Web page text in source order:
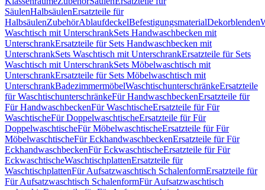
SäulenHalbsäulenErsatzteile für
HalbsäulenZubehörAblaufdeckelBefestigungsmaterialDekorblenden
Waschtisch mit UnterschrankSets Handwaschbecken mit
UnterschrankErsatzteile für Sets Handwaschbecken mit
UnterschrankSets Waschtisch mit UnterschrankErsatzteile für Sets
Waschtisch mit UnterschrankSets Möbelwaschtisch mit
UnterschrankErsatzteile für Sets Möbelwaschtisch mit
UnterschrankBadezimmermöbelWaschtischunterschränkeErsatzteile
für WaschtischunterschränkeFür HandwaschbeckenErsatzteile für
Für HandwaschbeckenFür WaschtischeErsatzteile für Für
WaschtischeFür DoppelwaschtischeErsatzteile für Für
DoppelwaschtischeFür MöbelwaschtischeErsatzteile für Für
MöbelwaschtischeFür EckhandwaschbeckenErsatzteile für Für
EckhandwaschbeckenFür EckwaschtischeErsatzteile für Für
EckwaschtischeWaschtischplattenErsatzteile für
WaschtischplattenFür Aufsatzwaschtisch SchalenformErsatzteile für
Für Aufsatzwaschtisch SchalenformFür Aufsatzwaschtisch